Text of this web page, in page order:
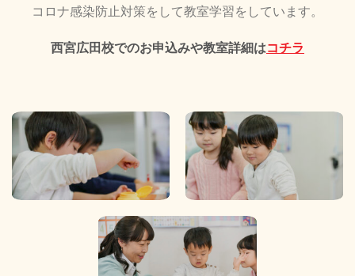
コロナ感染防止対策をして教室学習をしています。
西宮広田校でのお申込みや教室詳細はコチラ